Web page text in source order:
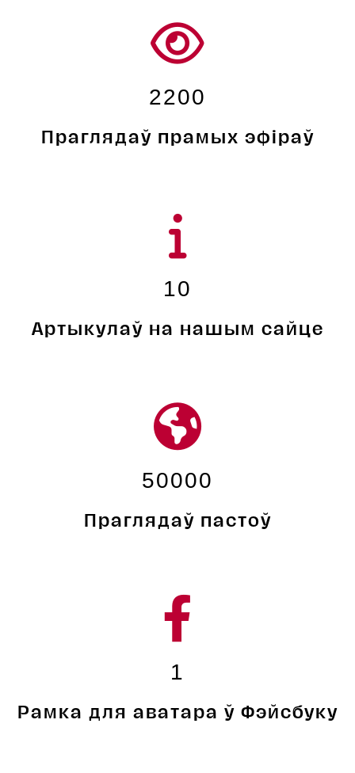
2200
Праглядаў прамых эфіраў
10
Артыкулаў на нашым сайце
50000
Праглядаў пастоў
1
Рамка для аватара ў Фэйсбуку